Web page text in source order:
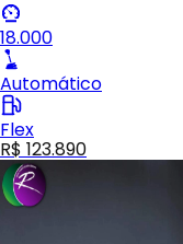
18.000
Automático
Flex
R$ 123.890